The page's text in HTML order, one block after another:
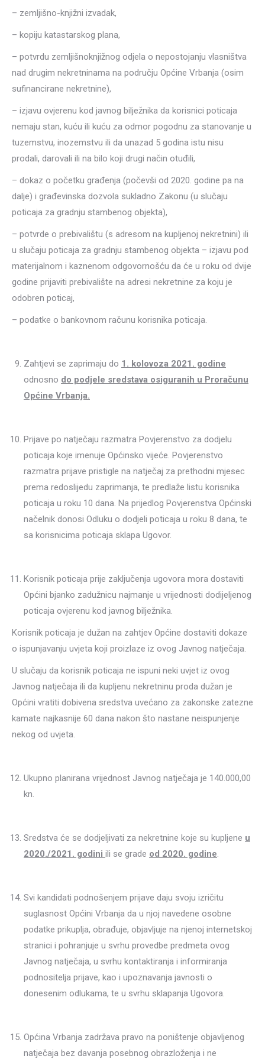
– zemljišno-knjižni izvadak,
– kopiju katastarskog plana,
– potvrdu zemljišnoknjižnog odjela o nepostojanju vlasništva
nad drugim nekretninama na području Općine Vrbanja (osim
sufinancirane nekretnine),
– izjavu ovjerenu kod javnog bilježnika da korisnici poticaja
nemaju stan, kuću ili kuću za odmor pogodnu za stanovanje u
tuzemstvu, inozemstvu ili da unazad 5 godina istu nisu
prodali, darovali ili na bilo koji drugi način otuđili,
– dokaz o početku građenja (počevši od 2020. godine pa na
dalje) i građevinska dozvola sukladno Zakonu (u slučaju
poticaja za gradnju stambenog objekta),
– potvrde o prebivalištu (s adresom na kupljenoj nekretnini) ili
u slučaju poticaja za gradnju stambenog objekta – izjavu pod
materijalnom i kaznenom odgovornošću da će u roku od dvije
godine prijaviti prebivalište na adresi nekretnine za koju je
odobren poticaj,
– podatke o bankovnom računu korisnika poticaja.
Zahtjevi se zaprimaju do 1. kolovoza 2021. godine
odnosno do podjele sredstava osiguranih u Proračunu
Općine Vrbanja.
Prijave po natječaju razmatra Povjerenstvo za dodjelu
poticaja koje imenuje Općinsko vijeće. Povjerenstvo
razmatra prijave pristigle na natječaj za prethodni mjesec
prema redoslijedu zaprimanja, te predlaže listu korisnika
poticaja u roku 10 dana. Na prijedlog Povjerenstva Općinski
načelnik donosi Odluku o dodjeli poticaja u roku 8 dana, te
sa korisnicima poticaja sklapa Ugovor.
Korisnik poticaja prije zaključenja ugovora mora dostaviti
Općini bjanko zadužnicu najmanje u vrijednosti dodijeljenog
poticaja ovjerenu kod javnog bilježnika.
Korisnik poticaja je dužan na zahtjev Općine dostaviti dokaze
o ispunjavanju uvjeta koji proizlaze iz ovog Javnog natječaja.
U slučaju da korisnik poticaja ne ispuni neki uvjet iz ovog
Javnog natječaja ili da kupljenu nekretninu proda dužan je
Općini vratiti dobivena sredstva uvećano za zakonske zatezne
kamate najkasnije 60 dana nakon što nastane neispunjenje
nekog od uvjeta.
Ukupno planirana vrijednost Javnog natječaja je 140.000,00
kn.
Sredstva će se dodjeljivati za nekretnine koje su kupljene u
2020./2021. godini ili se grade od 2020. godine.
Svi kandidati podnošenjem prijave daju svoju izričitu
suglasnost Općini Vrbanja da u njoj navedene osobne
podatke prikuplja, obrađuje, objavljuje na njenoj internetskoj
stranici i pohranjuje u svrhu provedbe predmeta ovog
Javnog natječaja, u svrhu kontaktiranja i informiranja
podnositelja prijave, kao i upoznavanja javnosti o
donesenim odlukama, te u svrhu sklapanja Ugovora.
Općina Vrbanja zadržava pravo na poništenje objavljenog
natječaja bez davanja posebnog obrazloženja i ne